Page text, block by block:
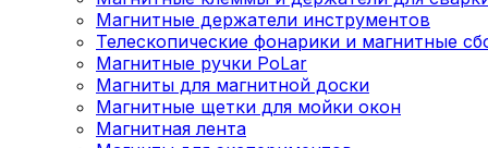
Магнитные держатели инструментов
Телескопические фонарики и магнитные
Магнитные ручки PoLar
Магниты для магнитной доски
Магнитные щетки для мойки окон
Магнитная лента